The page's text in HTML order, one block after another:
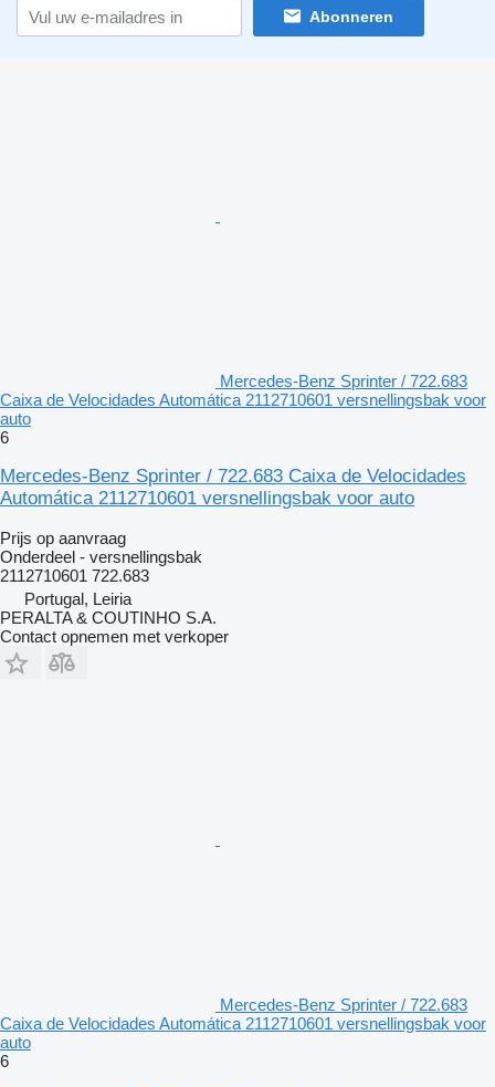
Abonneren
Mercedes-Benz Sprinter / 722.683
Caixa de Velocidades Automática 2112710601 versnellingsbak voor
auto
6
Mercedes-Benz Sprinter / 722.683 Caixa de Velocidades
Automática 2112710601 versnellingsbak voor auto
Prijs op aanvraag
Onderdeel - versnellingsbak
2112710601 722.683
Portugal, Leiria
PERALTA & COUTINHO S.A.
Contact opnemen met verkoper
Mercedes-Benz Sprinter / 722.683
Caixa de Velocidades Automática 2112710601 versnellingsbak voor
auto
6